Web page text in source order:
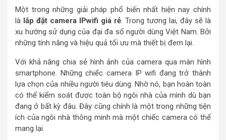
Một trong những giải pháp phổ biến nhất hiện nay chính
là lắp đặt camera IPwifi giá rẻ. Trong tương lai, đây sẽ là
xu hướng sử dụng của đại đa số người dùng Việt Nam. Bởi
những tính năng và hiệu quả tối ưu mà thiết bị đem lại.
Với khả năng chia sẻ hình ảnh của camera qua màn hình
smartphone. Những chiếc camera IP wifi đang trở thành
lựa chọn của nhiều người tiêu dùng. Nhờ nó, bạn hoàn toàn
có thể kiểm soát được toàn bộ ngôi nhà của mình dù bạn
đang ở bất kỳ đâu. Đây cũng chính là một trong những tiện
ích của ngôi nhà thông minh mà một chiếc camera có thể
mang lại.